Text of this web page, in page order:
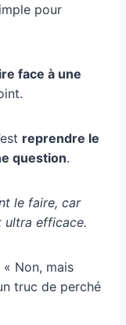
pour
face à une
reprendre le
question.
le faire, car
ultra efficace.
Non, mais
truc de perché